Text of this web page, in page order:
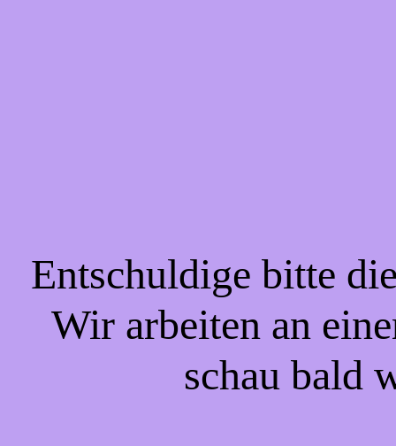
Entschuldige bitte
Wir arbeiten an
schau bald